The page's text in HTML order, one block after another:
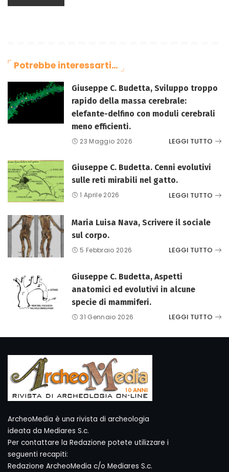
Potrebbe interessarti…
Giuseppe C. Budetta, Sviluppo troppo
rapido della massa cerebrale:
elefante-delfino con moduli cerebrali
meno efficienti.
23 Maggio 2026 LEGGI TUTTO
Giuseppe C. Budetta. Cenni evolutivi
sulle reti mirabili nel gatto.
1 Aprile 2026 LEGGI TUTTO
Maria Luisa Nava, Scrivere il sociale
sul corpo.
5 Febbraio 2026 LEGGI TUTTO
Giuseppe C. Budetta, Aspetti
anatomici ed evolutivi in alcune
specie di mammiferi.
31 Gennaio 2026 LEGGI TUTTO
ArcheoMedia è una rivista di archeologia
ideata da Mediares S.c.
Per contattare la Redazione potete utilizzare i
seguenti recapiti:
Redazione ArcheoMedia c/o Mediares S.c.